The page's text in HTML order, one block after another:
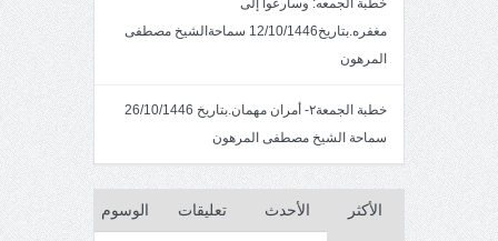
خطبة الجمعه: وسارعوا إلى
مغفره.بتاريخ12/10/1446 سماحةالشيخ مصطفى
المرهون
خطبة الجمعة٢- أمران مهمان.بتاريخ 26/10/1446
سماحة الشيخ مصطفى المرهون
الأكثر الأحدث تعليقات الوسوم